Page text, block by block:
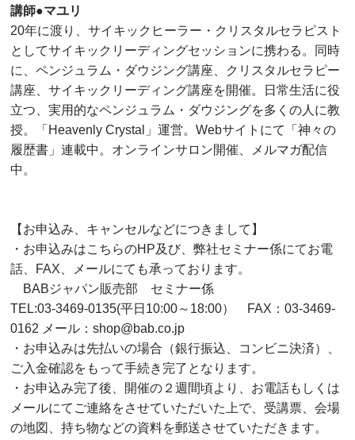
講師●マユリ
20年に渡り、サイキックヒーラー・クリスタルセラピスト
としてサイキックリーディングセッションに携わる。同時
に、ペンジュラム・ダウジング講座、クリスタルセラピー
講座、サイキックリーディング講座を開催。日常生活に役
立つ、実用的なペンジュラム・ダウジングを多くの人に教
授。「Heavenly Crystal」運営。Webサイトにて「神々の
履歴書」連載中。オンラインサロン開催、メルマガ配信
中。
【お申込み、キャンセルなどにつきまして】
・お申込みはこちらのHP及び、弊社セミナー係にてお電
話、FAX、メールにても承っております。
BABジャパン販売部 セミナー係
TEL:03-3469-0135(平日10:00～18:00） FAX：03-3469-
0162 メール：shop@bab.co.jp
・お申込みは先払いの場合（銀行振込、コンビニ決済）、
ご入金確認をもって手続き完了となります。
・お申込み完了後、開催の２週間頃より、お電話もしくは
メールにてご連絡をさせていただいた上で、受講票、会場
の地図、持ち物などの資料を郵送させていただきます。